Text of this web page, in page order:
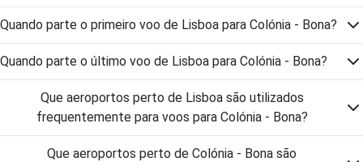
Quando parte o primeiro voo de Lisboa para Colónia - Bona?
Quando parte o último voo de Lisboa para Colónia - Bona?
Que aeroportos perto de Lisboa são utilizados
frequentemente para voos para Colónia - Bona?
Que aeroportos perto de Colónia - Bona são